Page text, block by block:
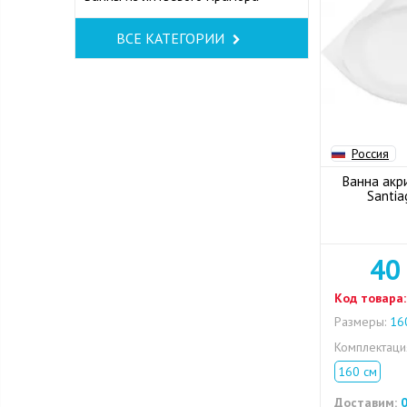
ВСЕ КАТЕГОРИИ
Россия
Ванна
Код товара:
Размеры:
160 см
Доставим: